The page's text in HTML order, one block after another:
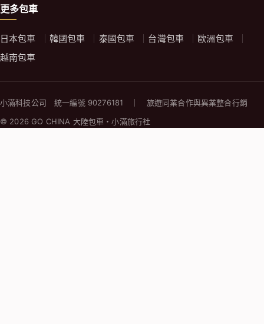
更多包車
日本包車 韓國包車 泰國包車 台灣包車
歐洲包車
越南包車
小滿科技公司 統一編號 90276181 ｜ 旅遊同業合作與異業整合行銷
© 2026 GO CHINA 大陸包車・小滿旅行社